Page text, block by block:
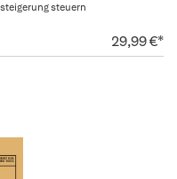
steuern
29,99 €*